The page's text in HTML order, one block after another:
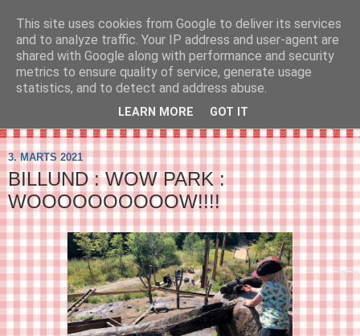
SVIRELIV
- en blog om svirelivet i København og resten af verden...
3. MARTS 2021
BILLUND : WOW PARK :
WOOOOOOOOOOW!!!!
This site uses cookies from Google to deliver its services
and to analyze traffic. Your IP address and user-agent are
shared with Google along with performance and security
metrics to ensure quality of service, generate usage
statistics, and to detect and address abuse.
LEARN MORE GOT IT